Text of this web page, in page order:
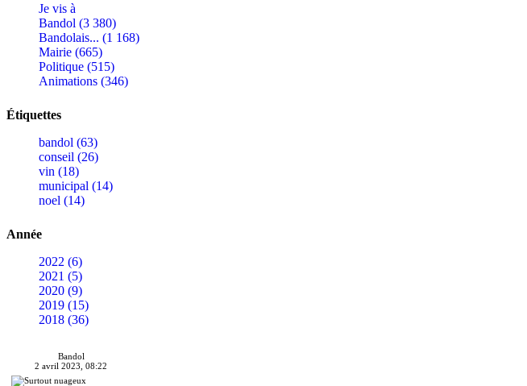
Je vis à
Bandol (3 380)
Bandolais... (1 168)
Mairie (665)
Politique (515)
Animations (346)
Étiquettes
bandol (63)
conseil (26)
vin (18)
municipal (14)
noel (14)
Année
2022 (6)
2021 (5)
2020 (9)
2019 (15)
2018 (36)
Bandol
2 avril 2023, 08:22